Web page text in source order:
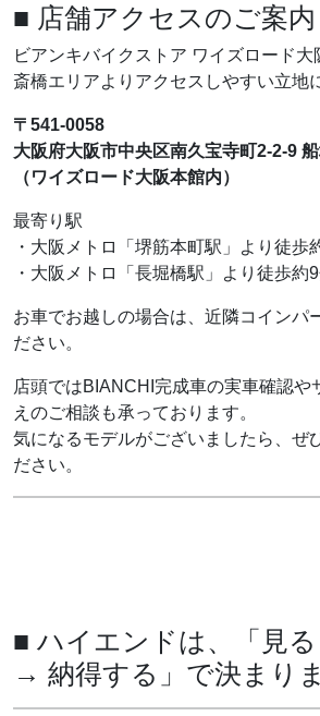
■ 店舗アクセスのご案内
ビアンキバイクストア ワイズロード
斎橋エリアよりアクセスしやすい立地
〒541-0058
大阪府大阪市中央区南久宝寺町2-2-9
（ワイズロード大阪本館内）
最寄り駅
・大阪メトロ「堺筋本町駅」より徒歩
・大阪メトロ「長堀橋駅」より徒歩約
お車でお越しの場合は、近隣コインパ
ださい。
店頭ではBIANCHI完成車の実車確認や
えのご相談も承っております。
気になるモデルがございましたら、ぜ
ださい。
■ ハイエンドは、「見
→ 納得する」で決まりま